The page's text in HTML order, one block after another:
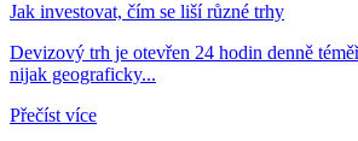
Jak investovat, čím se liší různé trhy
Devizový trh je otevřen 24 hodin denně
nijak geograficky...
Přečíst více